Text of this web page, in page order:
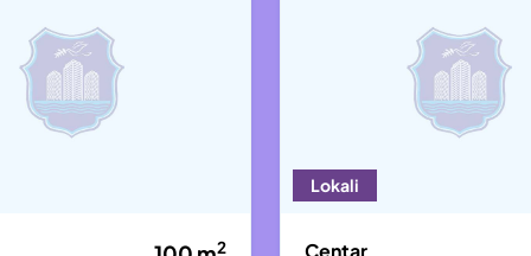
2
Lokali
Centar